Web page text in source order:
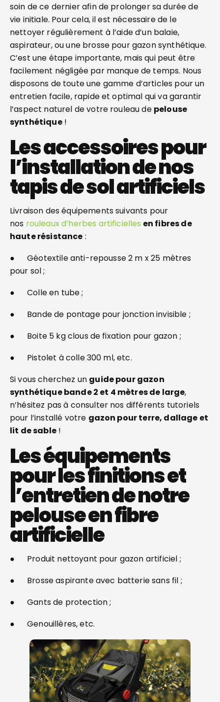
soin de ce dernier afin de prolonger sa durée de
vie initiale. Pour cela, il est nécessaire de le
nettoyer régulièrement à l’aide d’un balaie,
aspirateur, ou une brosse pour gazon synthétique.
C’est une étape importante, mais qui peut être
facilement négligée par manque de temps. Nous
disposons de toute une gamme d’articles pour un
entretien facile, rapide et optimal qui va garantir
l’aspect naturel de votre rouleau de pelouse
synthétique!
Les accessoires pour
l’installation de nos
tapis de sol artificiels
Livraison des équipements suivants pour
nos rouleaux d’herbes artificielles en fibres de
haute résistance :
● Géotextile anti-repousse 2 m x 25 mètres
pour sol ;
● Colle en tube ;
● Bande de pontage pour jonction invisible ;
● Boite 5 kg clous de fixation pour gazon ;
● Pistolet à colle 300 ml, etc.
Si vous cherchez un guide pour gazon
synthétique bande 2 et 4 mètres de large,
n’hésitez pas à consulter nos différents tutoriels
pour l’installé votre gazon pour terre, dallage et
lit de sable!
Les équipements
pour les finitions et
l’entretien de notre
pelouse en fibre
artificielle
● Produit nettoyant pour gazon artificiel ;
● Brosse aspirante avec batterie sans fil ;
● Gants de protection ;
● Genouillères, etc.